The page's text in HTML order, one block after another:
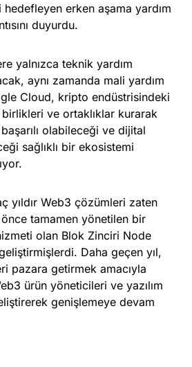
erken aşama yardım
duyurdu.
yalnızca teknik yardım
aynı zamanda mali yardım
Cloud, kripto endüstrisindeki
ve ortaklıklar kurarak
olabileceği ve dijital
sağlıklı bir ekosistemi
yıldır Web3 çözümleri zaten
tamamen yönetilen bir
olan Blok Zinciri Node
Daha geçen yıl,
pazara getirmek amacıyla
ürün yöneticileri ve yazılım
genişlemeye devam